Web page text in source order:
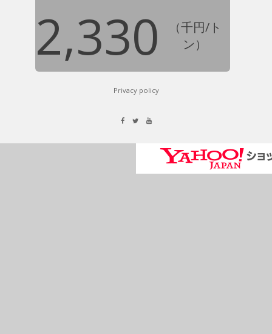
2,330
（千円/ト
ン）
Privacy policy